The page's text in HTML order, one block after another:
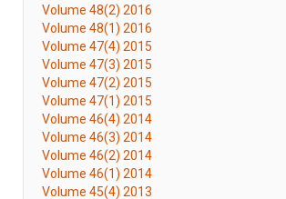
Volume 48(2) 2016
Volume 48(1) 2016
Volume 47(4) 2015
Volume 47(3) 2015
Volume 47(2) 2015
Volume 47(1) 2015
Volume 46(4) 2014
Volume 46(3) 2014
Volume 46(2) 2014
Volume 46(1) 2014
Volume 45(4) 2013